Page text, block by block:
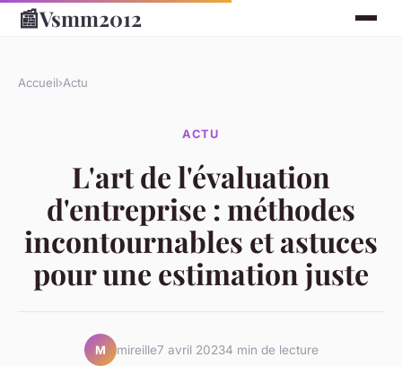
📰Vsmm2012
Accueil›Actu
ACTU
L'art de l'évaluation
d'entreprise : méthodes
incontournables et astuces
pour une estimation juste
M mireille7 avril 20234 min de lecture